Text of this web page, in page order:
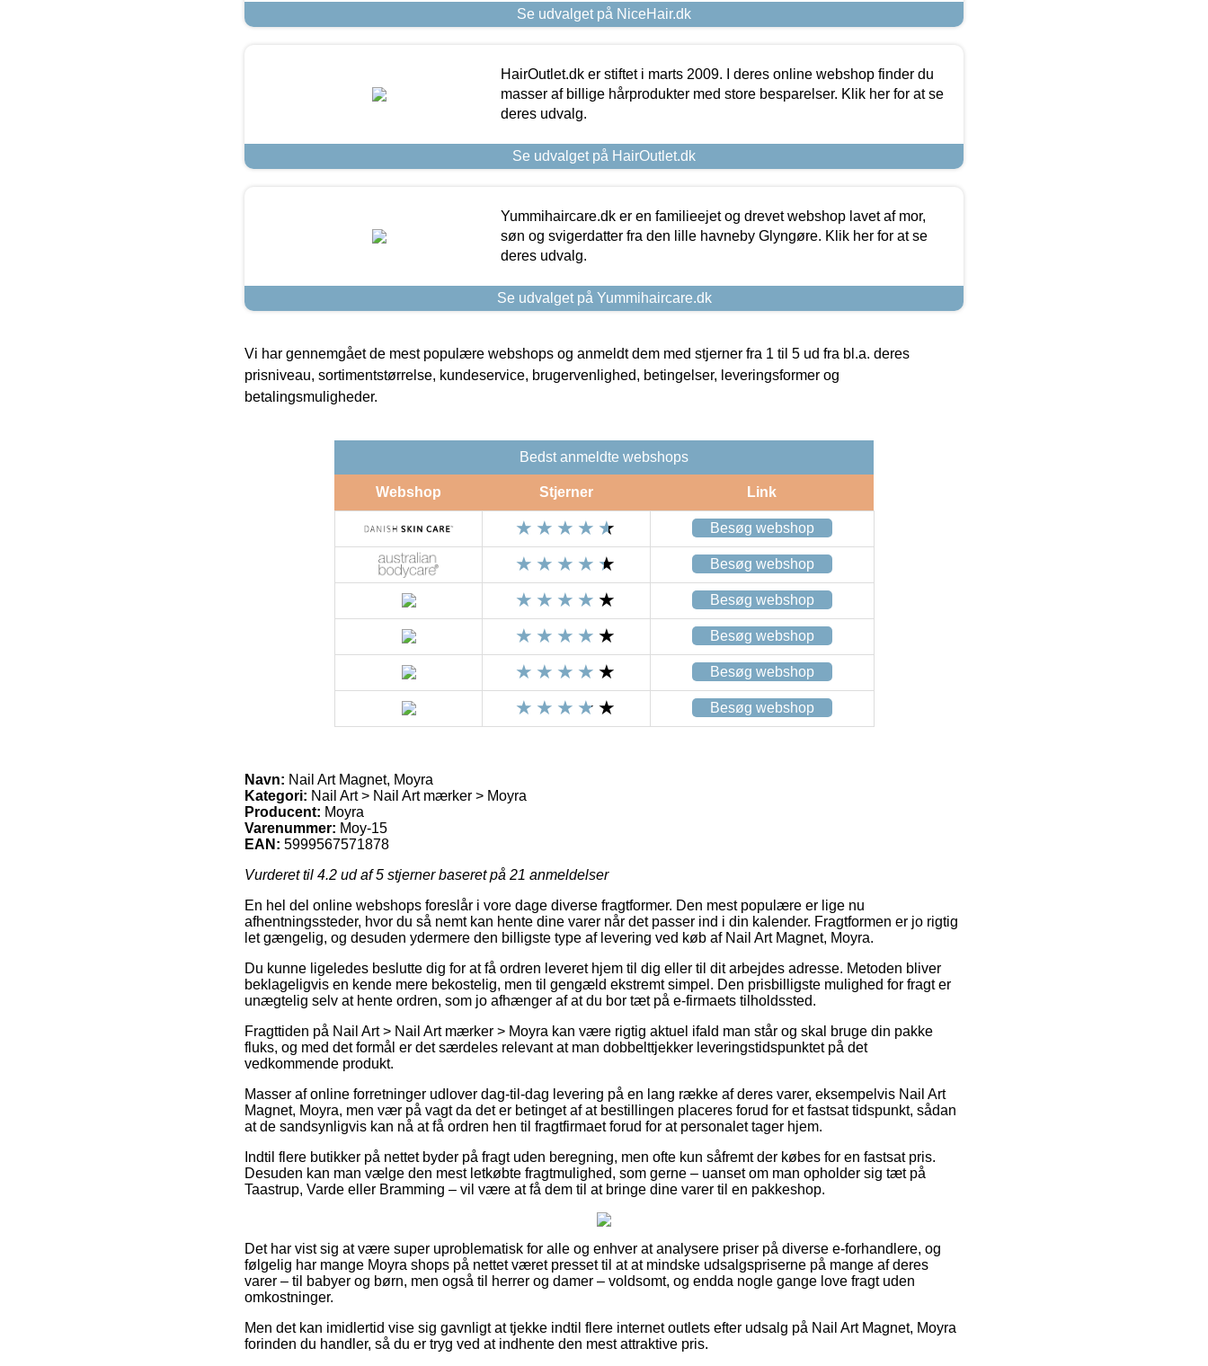
Se udvalget på NiceHair.dk
HairOutlet.dk er stiftet i marts 2009. I deres online webshop finder du
masser af billige hårprodukter med store besparelser. Klik her for at se
deres udvalg.
Se udvalget på HairOutlet.dk
Yummihaircare.dk er en familieejet og drevet webshop lavet af mor,
søn og svigerdatter fra den lille havneby Glyngøre. Klik her for at se
deres udvalg.
Se udvalget på Yummihaircare.dk
Vi har gennemgået de mest populære webshops og anmeldt dem med stjerner fra 1 til 5 ud fra bl.a. deres
prisniveau, sortimentstørrelse, kundeservice, brugervenlighed, betingelser, leveringsformer og
betalingsmuligheder.
Bedst anmeldte webshops
Webshop Stjerner Link
Besøg webshop
Besøg webshop
Besøg webshop
Besøg webshop
Besøg webshop
Besøg webshop
Navn: Nail Art Magnet, Moyra
Kategori: Nail Art > Nail Art mærker > Moyra
Producent: Moyra
Varenummer: Moy-15
EAN: 5999567571878
Vurderet til 4.2 ud af 5 stjerner baseret på 21 anmeldelser
En hel del online webshops foreslår i vore dage diverse fragtformer. Den mest populære er lige nu
afhentningssteder, hvor du så nemt kan hente dine varer når det passer ind i din kalender. Fragtformen er jo rigtig
let gængelig, og desuden ydermere den billigste type af levering ved køb af Nail Art Magnet, Moyra.
Du kunne ligeledes beslutte dig for at få ordren leveret hjem til dig eller til dit arbejdes adresse. Metoden bliver
beklageligvis en kende mere bekostelig, men til gengæld ekstremt simpel. Den prisbilligste mulighed for fragt er
unægtelig selv at hente ordren, som jo afhænger af at du bor tæt på e-firmaets tilholdssted.
Fragttiden på Nail Art > Nail Art mærker > Moyra kan være rigtig aktuel ifald man står og skal bruge din pakke
fluks, og med det formål er det særdeles relevant at man dobbelttjekker leveringstidspunktet på det
vedkommende produkt.
Masser af online forretninger udlover dag-til-dag levering på en lang række af deres varer, eksempelvis Nail Art
Magnet, Moyra, men vær på vagt da det er betinget af at bestillingen placeres forud for et fastsat tidspunkt, sådan
at de sandsynligvis kan nå at få ordren hen til fragtfirmaet forud for at personalet tager hjem.
Indtil flere butikker på nettet byder på fragt uden beregning, men ofte kun såfremt der købes for en fastsat pris.
Desuden kan man vælge den mest letkøbte fragtmulighed, som gerne – uanset om man opholder sig tæt på
Taastrup, Varde eller Bramming – vil være at få dem til at bringe dine varer til en pakkeshop.
Det har vist sig at være super uproblematisk for alle og enhver at analysere priser på diverse e-forhandlere, og
følgelig har mange Moyra shops på nettet været presset til at at mindske udsalgspriserne på mange af deres
varer – til babyer og børn, men også til herrer og damer – voldsomt, og endda nogle gange love fragt uden
omkostninger.
Men det kan imidlertid vise sig gavnligt at tjekke indtil flere internet outlets efter udsalg på Nail Art Magnet, Moyra
forinden du handler, så du er tryg ved at indhente den mest attraktive pris.